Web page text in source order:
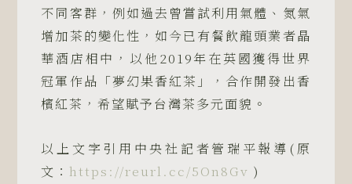
不同客群，例如過去曾嘗試利用氣體、氮氣
增加茶的變化性，如今已有餐飲龍頭業者晶
華酒店相中，以他2019年在英國獲得世界
冠軍作品「夢幻果香紅茶」，合作開發出香
檳紅茶，希望賦予台灣茶多元面貌。
以上文字引用中央社記者管瑞平報導(原
文： https://reurl.cc/5On8Gv )